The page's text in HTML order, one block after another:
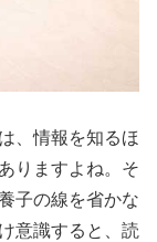
、情報を知るほ
りますよね。そ
子の線を省かな
意識すると、読